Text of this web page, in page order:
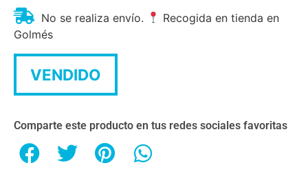
No se realiza envío.
Recogida en tienda en
Golmés
VENDIDO
Comparte este producto en tus redes sociales favoritas